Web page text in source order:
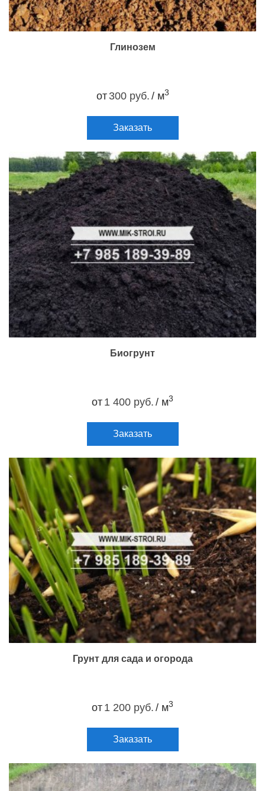
Глинозем
от 300 руб. / м3
Заказать
Биогрунт
от 1 400 руб. / м3
Заказать
Грунт для сада и огорода
от 1 200 руб. / м3
Заказать